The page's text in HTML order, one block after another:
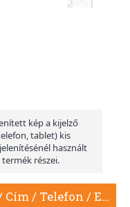
kép a kijelző
tablet) kis
használt
részei.
Filofax Kontakt lista (Név / Cím / Telefon / Email / Fax Mobil) Personal Fehér